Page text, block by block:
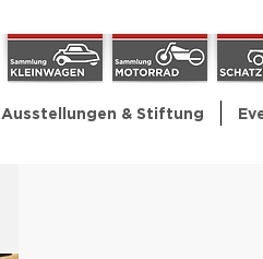
Ausstellungen & Stiftung